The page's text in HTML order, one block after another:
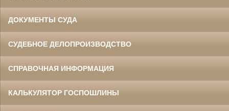
ДОКУМЕНТЫ СУДА
СУДЕБНОЕ ДЕЛОПРОИЗВОДСТВО
СПРАВОЧНАЯ ИНФОРМАЦИЯ
КАЛЬКУЛЯТОР ГОСПОШЛИНЫ